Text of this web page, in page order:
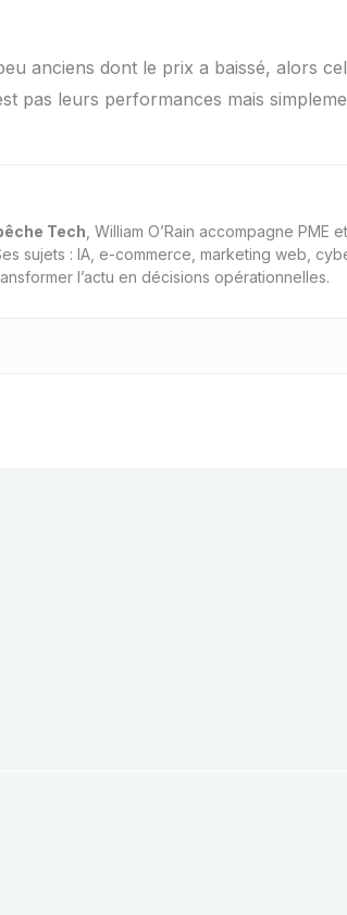
anciens dont le prix a baissé, alors
pas leurs performances mais
Tech , William O’Rain accompagne PME
sujets : IA, e-commerce, marketing web,
l’actu en décisions opérationnelles.